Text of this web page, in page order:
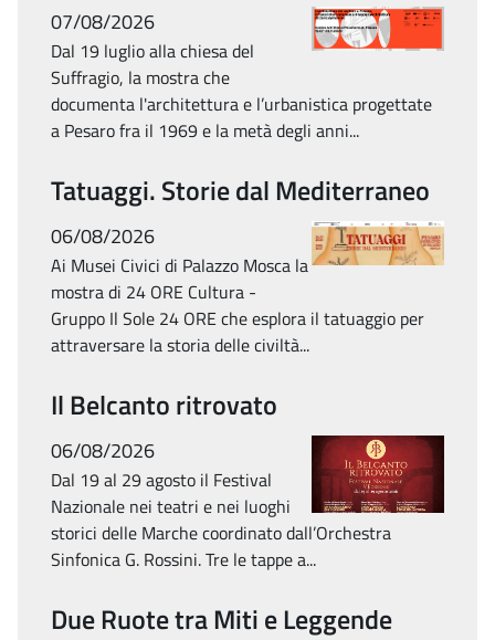
07/08/2026
Dal 19 luglio alla chiesa del
Suffragio, la mostra che
documenta l'architettura e l’urbanistica progettate
a Pesaro fra il 1969 e la metà degli anni...
Tatuaggi. Storie dal Mediterraneo
06/08/2026
Ai Musei Civici di Palazzo Mosca la
mostra di 24 ORE Cultura -
Gruppo Il Sole 24 ORE che esplora il tatuaggio per
attraversare la storia delle civiltà...
Il Belcanto ritrovato
06/08/2026
Dal 19 al 29 agosto il Festival
Nazionale nei teatri e nei luoghi
storici delle Marche coordinato dall’Orchestra
Sinfonica G. Rossini. Tre le tappe a...
Due Ruote tra Miti e Leggende